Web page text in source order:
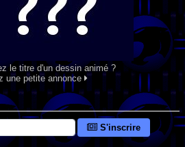
le titre d'un dessin animé ?
une petite annonce
S'inscrire